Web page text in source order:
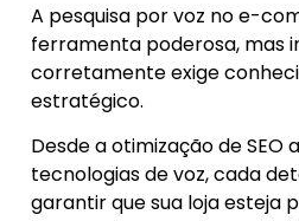
A pesquisa por voz no e-
ferramenta poderosa, mas
corretamente exige
estratégico.
Desde a otimização de
tecnologias de voz, cada
garantir que sua loja esteja